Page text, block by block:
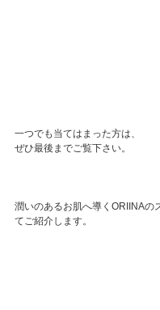
一つでも当てはまった方は、
ぜひ最後までご覧下さい。
潤いのあるお肌へ導くORIINAの
てご紹介します。